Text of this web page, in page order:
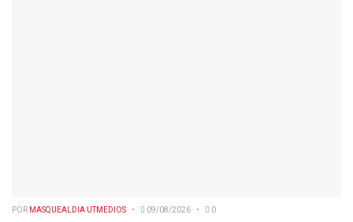
POR MASQUEALDIA UTMEDIOS 09/08/2026 0